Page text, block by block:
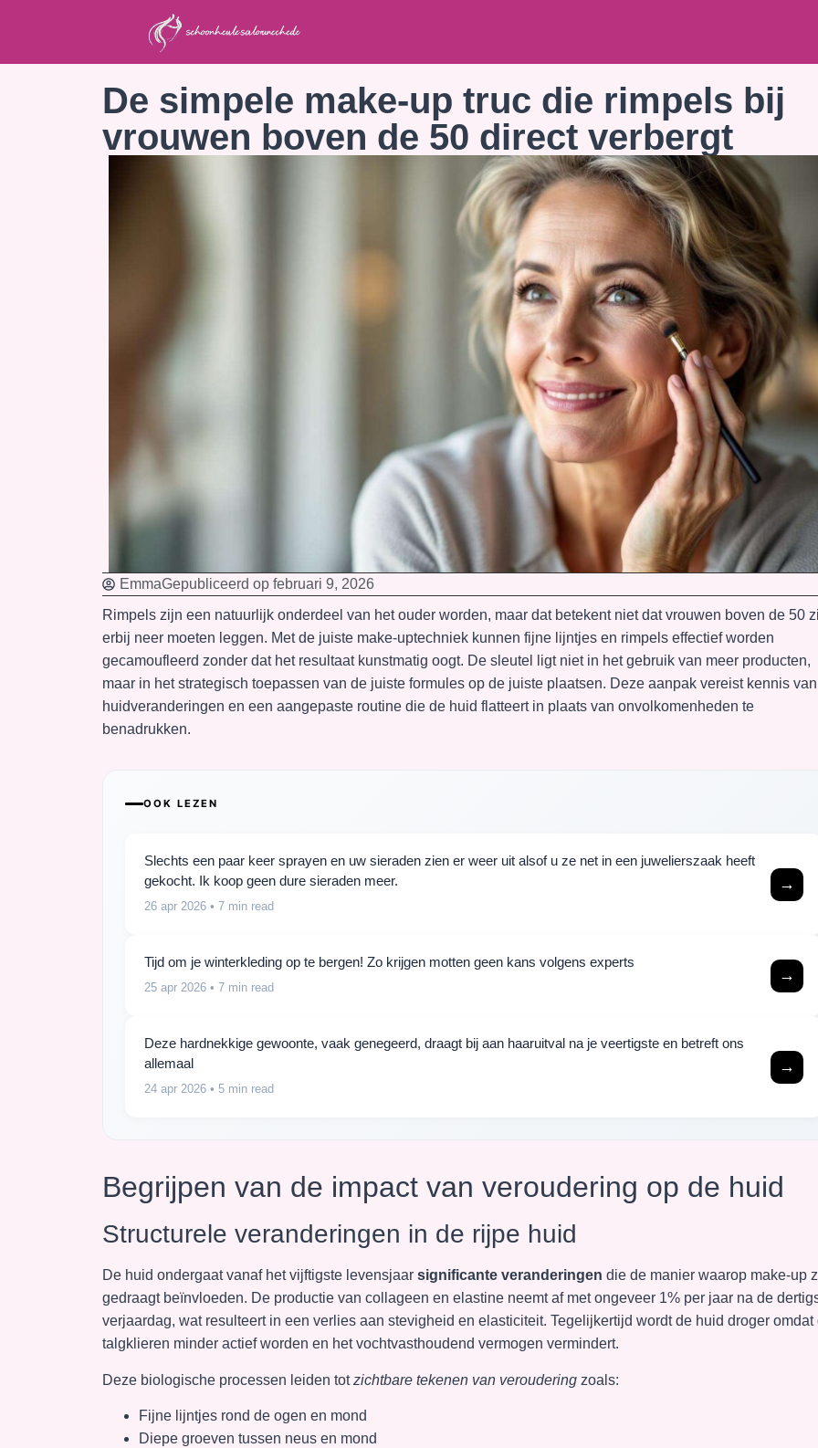
De simpele make-up truc die rimpels bij
vrouwen boven de 50 direct verbergt
EmmaGepubliceerd op februari 9, 2026
Rimpels zijn een natuurlijk onderdeel van het ouder worden, maar dat betekent niet dat vrouwen boven de 50
erbij neer moeten leggen. Met de juiste make-uptechniek kunnen fijne lijntjes en rimpels effectief worden
gecamoufleerd zonder dat het resultaat kunstmatig oogt. De sleutel ligt niet in het gebruik van meer producten,
maar in het strategisch toepassen van de juiste formules op de juiste plaatsen. Deze aanpak vereist kennis van
huidveranderingen en een aangepaste routine die de huid flatteert in plaats van onvolkomenheden te
benadrukken.
OOK LEZEN
Slechts een paar keer sprayen en uw sieraden zien er weer uit alsof u ze net in een juwelierszaak heeft
gekocht. Ik koop geen dure sieraden meer.
26 apr 2026 • 7 min read
→
Tijd om je winterkleding op te bergen! Zo krijgen motten geen kans volgens experts
25 apr 2026 • 7 min read
→
Deze hardnekkige gewoonte, vaak genegeerd, draagt bij aan haaruitval na je veertigste en betreft ons
allemaal
24 apr 2026 • 5 min read
→
Begrijpen van de impact van veroudering op de huid
Structurele veranderingen in de rijpe huid
De huid ondergaat vanaf het vijftigste levensjaar significante veranderingen die de manier waarop make-up
gedraagt beïnvloeden. De productie van collageen en elastine neemt af met ongeveer 1% per jaar na de
verjaardag, wat resulteert in een verlies aan stevigheid en elasticiteit. Tegelijkertijd wordt de huid droger omdat
talgklieren minder actief worden en het vochtvasthoudend vermogen vermindert.
Deze biologische processen leiden totzichtbare tekenen van veroudering zoals:
Fijne lijntjes rond de ogen en mond
Diepe groeven tussen neus en mond